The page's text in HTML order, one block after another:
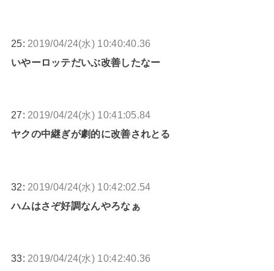
25: 2019/04/24(水) 10:40:40.36
いやーロッテだいぶ改善したなー
27: 2019/04/24(水) 10:41:05.84
ヤクの中継ぎが劇的に改善されとる
32: 2019/04/24(水) 10:42:02.54
ハムはさぞ好調なんやろなぁ
33: 2019/04/24(水) 10:42:40.36